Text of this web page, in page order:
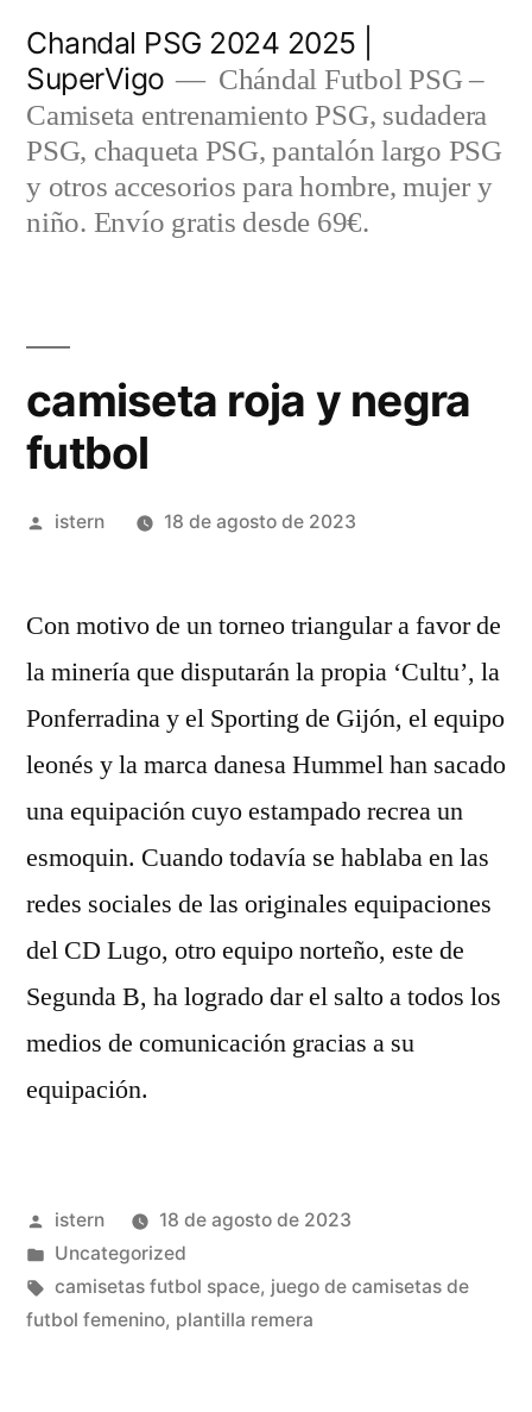
contenido
Chandal PSG 2024 2025 |
SuperVigo
Chándal Futbol PSG –
Camiseta entrenamiento PSG, sudadera
PSG, chaqueta PSG, pantalón largo PSG
y otros accesorios para hombre, mujer y
niño. Envío gratis desde 69€.
camiseta roja y negra
futbol
Publicado
istern 18 de agosto de 2023
Con motivo de un torneo triangular a favor de
la minería que disputarán la propia ‘Cultu’, la
Ponferradina y el Sporting de Gijón, el equipo
leonés y la marca danesa Hummel han sacado
una equipación cuyo estampado recrea un
esmoquin. Cuando todavía se hablaba en las
redes sociales de las originales equipaciones
del CD Lugo, otro equipo norteño, este de
Segunda B, ha logrado dar el salto a todos los
medios de comunicación gracias a su
equipación.
Publicado
por
istern
18 de agosto de 2023
Publicado
en
Uncategorized
Etiquetas:
camisetas futbol space, juego de camisetas de
futbol femenino, plantilla remera